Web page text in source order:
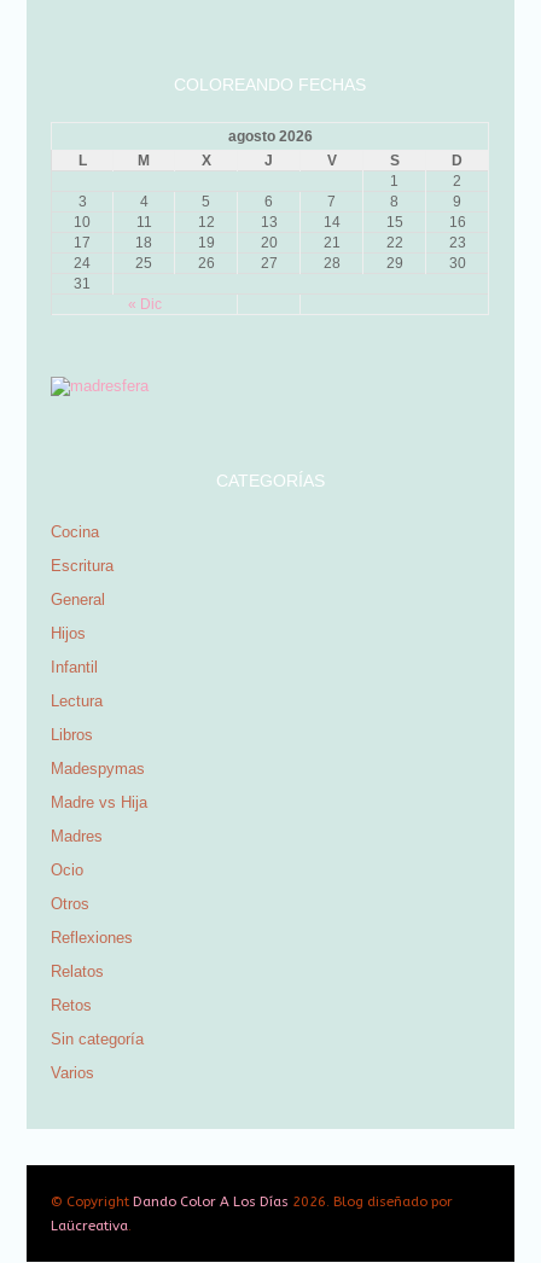
COLOREANDO FECHAS
agosto 2026
L
M X J V S D
« Dic
1
2
3
4 5 6 7 8
9
10
11 12 13 14 15
16
17
18 19 20 21 22
23
24
25 26 27 28 29
30
31
CATEGORÍAS
Cocina
Escritura
General
Hijos
Infantil
Lectura
Libros
Madespymas
Madre vs Hija
Madres
Ocio
Otros
Reflexiones
Relatos
Retos
Sin categoría
Varios
© CopyrightDando Color A Los Días 2026. Blog diseñado por
Laücreativa.